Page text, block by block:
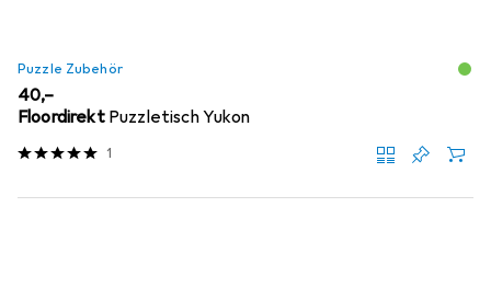
Puzzle Zubehör
EUR
40,–
Floordirekt Puzzletisch Yukon
1